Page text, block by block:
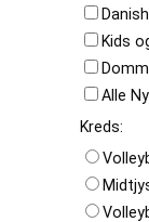
Kids
Alle
Kreds: